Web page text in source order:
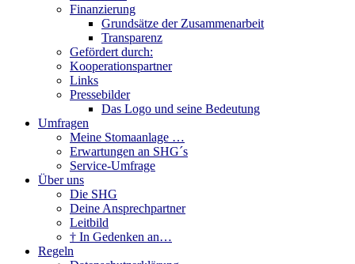
Finanzierung
Grundsätze der Zusammenarbeit
Transparenz
Gefördert durch:
Kooperationspartner
Links
Pressebilder
Das Logo und seine Bedeutung
Umfragen
Meine Stomaanlage …
Erwartungen an SHG´s
Service-Umfrage
Über uns
Die SHG
Deine Ansprechpartner
Leitbild
† In Gedenken an…
Regeln